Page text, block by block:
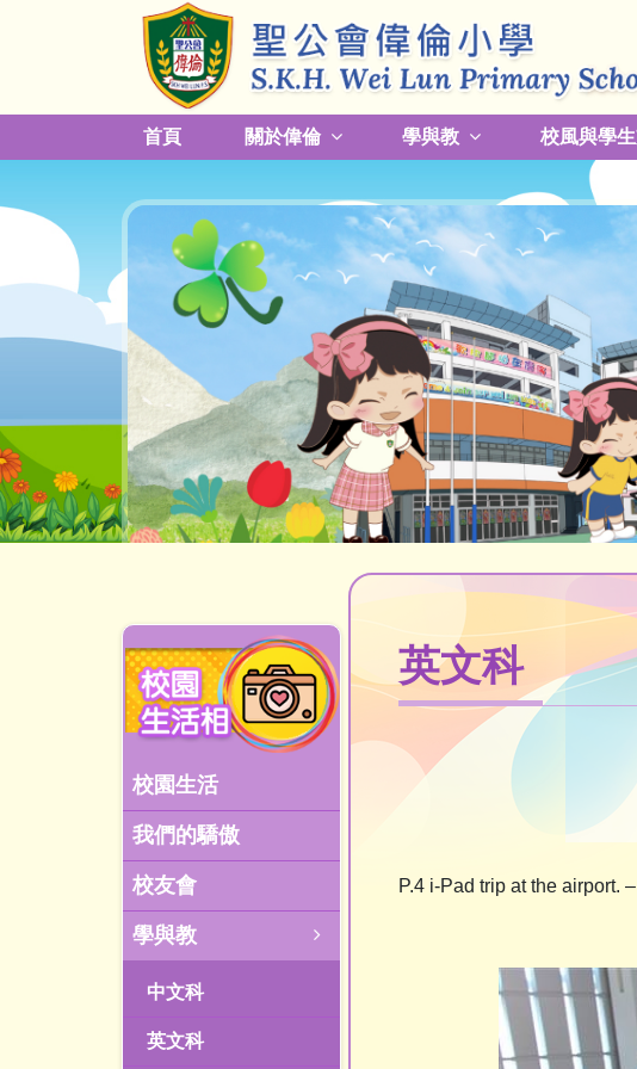
首頁 關於偉倫 學與教 校風與學
校園生活
我們的驕傲
校友會
學與教
中文科
英文科
英文科
P.4 i-Pad trip at the airport.